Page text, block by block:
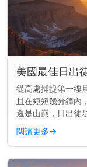
美國最佳日出
從高處捕捉第一縷
且在短短幾分鐘內
還是山巔，日出徒
快速見解： 美國最
等難度的步道—...
閱讀更多→